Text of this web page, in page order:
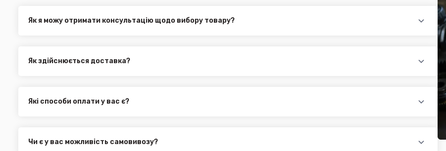
Як я можу отримати консультацію щодо вибору товару?
Як здійснюється доставка?
Нова Пошта (термін доставки 1 - 3 дні)
Укр. Пошта (термін доставки 1 - 3 дні за повною передоплатою) для великогабаритного товару
машин, наприклад бампера і спідниці і т.д.).
Які способи оплати у вас є?
Чи є у вас можливість самовивозу?